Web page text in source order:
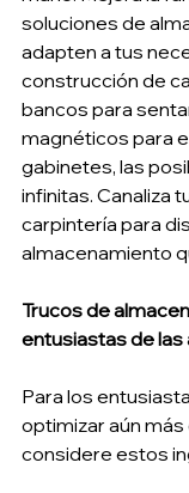
soluciones de
adapten a tus
construcción de
bancos para
magnéticos para
gabinetes, las
infinitas. Canaliza
carpintería para
almacenamiento
Trucos de
entusiastas de
Para los
optimizar aún
considere estos